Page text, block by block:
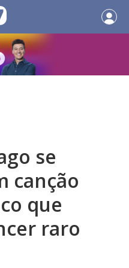
se
canção
que
raro